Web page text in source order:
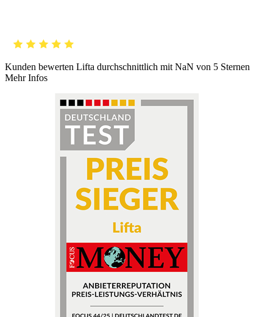
Kunden bewerten Lifta durchschnittlich mit NaN von 5 Sternen
Mehr Infos